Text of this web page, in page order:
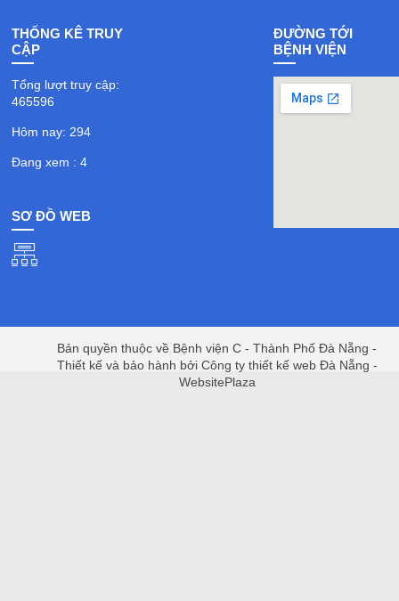
THỐNG KÊ TRUY
CẬP
Tổng lượt truy cập:
465596
Hôm nay: 294
Đang xem : 4
SƠ ĐỒ WEB
ĐƯỜNG TỚI
BỆNH VIỆN
Bản quyền thuộc về Bệnh viện C - Thành Phố Đà Nẵng -
Thiết kế và bảo hành bởi Công ty thiết kế web Đà Nẵng -
WebsitePlaza